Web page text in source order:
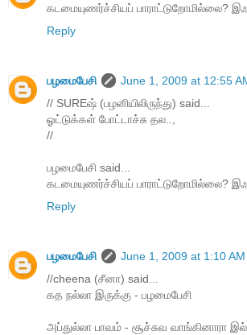
கடமையுணர்ச்சியப் பாராட்டுறோமில்லை?
Reply
பழமைபேசி
June 1, 2009 at 12:55
// SUREஷ் (பழனியிலிருந்து) said...
ஓட்டுக்கள் போட்டாச்சு தல..,
//
பழமைபேசி said...
கடமையுணர்ச்சியப் பாராட்டுறோமில்லை?
Reply
பழமைபேசி
June 1, 2009 at 1:10 AM
//cheena (சீனா) said...
கத நல்லா இருக்கு - பழமைபேசி
அப்துல்லா பாவம் - சூச்சுவ வாங்கினாரா